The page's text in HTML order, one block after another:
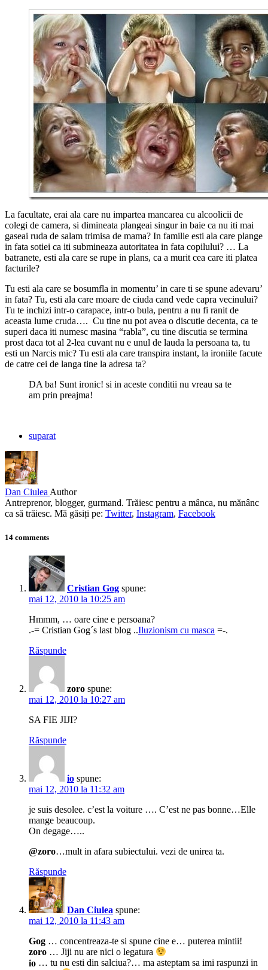
La facultate, erai ala care nu impartea mancarea cu alcoolicii de
colegi de camera, si dimineata plangeai singur in baie ca nu iti mai
gaseai ruda de salam trimisa de mama? In familie esti ala care plange
in fata sotiei ca iti submineaza autoritatea in fata copilului? … La
batranete, esti ala care se rupe in plans, ca a murit cea care iti platea
facturile?
Tu esti ala care se bosumfla in momentu’ in care ti se spune adevaru’
in fata? Tu, esti ala care moare de ciuda cand vede capra vecinului?
Tu te inchizi intr-o carapace, intr-o bula, pentru a nu fi ranit de
aceasta lume cruda…. Cu tine nu pot avea o discutie decenta, ca te
superi daca iti numesc masina “rabla”, cu tine discutia se termina
prost daca tot al 2-lea cuvant nu e unul de lauda la persoana ta, tu
esti un Narcis mic? Tu esti ala care transpira instant, la ironiile facute
de catre cei de langa tine la adresa ta?
DA ba! Sunt ironic! si in aceste conditii nu vreau sa te
am prin preajma!
suparat
Dan Ciulea Author
Antreprenor, blogger, gurmand. Trăiesc pentru a mânca, nu mănânc
ca să trăiesc. Mă găsiți pe: Twitter, Instagram, Facebook
14 comments
Cristian Gog spune:
mai 12, 2010 la 10:25 am
Hmmm, … oare cine e persoana?
.-= Cristian Gog´s last blog ..Iluzionism cu masca =-.
Răspunde
zoro spune:
mai 12, 2010 la 10:27 am
SA FIE JIJI?
Răspunde
io spune:
mai 12, 2010 la 11:32 am
je suis desolee. c’est la voiture …. C’est ne pas bonne…Elle
mange beaucoup.
On degage…..
@zoro…mult in afara subiectului. vezi de unirea ta.
Răspunde
Dan Ciulea spune:
mai 12, 2010 la 11:43 am
Gog … concentreaza-te si spune cine e… puterea mintii!
zoro … Jiji nu are nici o legatura
io … tu nu esti din salciua?… ma asteptam sa imi raspunzi in